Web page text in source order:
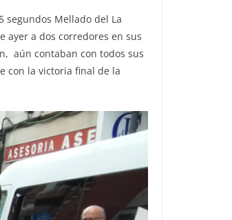
segundos Mellado del La
ayer a dos corredores en sus
aún contaban con todos sus
con la victoria final de la